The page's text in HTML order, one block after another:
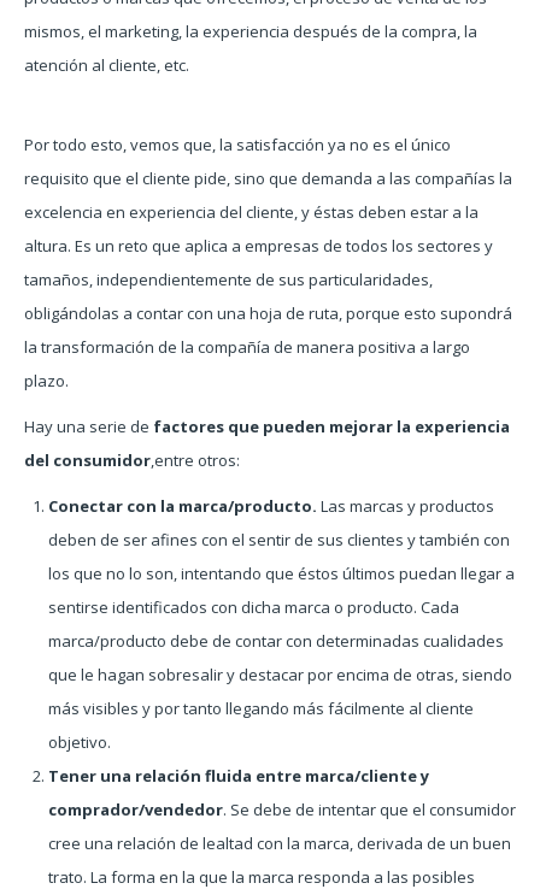
mismos, el marketing, la experiencia después de la compra, la
atención al cliente, etc.
Por todo esto, vemos que, la satisfacción ya no es el único
requisito que el cliente pide, sino que demanda a las compañías la
excelencia en experiencia del cliente, y éstas deben estar a la
altura. Es un reto que aplica a empresas de todos los sectores y
tamaños, independientemente de sus particularidades,
obligándolas a contar con una hoja de ruta, porque esto supondrá
la transformación de la compañía de manera positiva a largo
plazo.
Hay una serie de factores que pueden mejorar la experiencia
del consumidor,entre otros:
Conectar con la marca/producto. Las marcas y productos
deben de ser afines con el sentir de sus clientes y también con
los que no lo son, intentando que éstos últimos puedan llegar a
sentirse identificados con dicha marca o producto. Cada
marca/producto debe de contar con determinadas cualidades
que le hagan sobresalir y destacar por encima de otras, siendo
más visibles y por tanto llegando más fácilmente al cliente
objetivo.
Tener una relación fluida entre marca/cliente y
comprador/vendedor. Se debe de intentar que el consumidor
cree una relación de lealtad con la marca, derivada de un buen
trato. La forma en la que la marca responda a las posibles